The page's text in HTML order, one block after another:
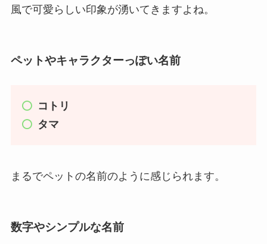
風で可愛らしい印象が湧いてきますよね。
ペットやキャラクターっぽい名前
コトリ
タマ
まるでペットの名前のように感じられます。
数字やシンプルな名前